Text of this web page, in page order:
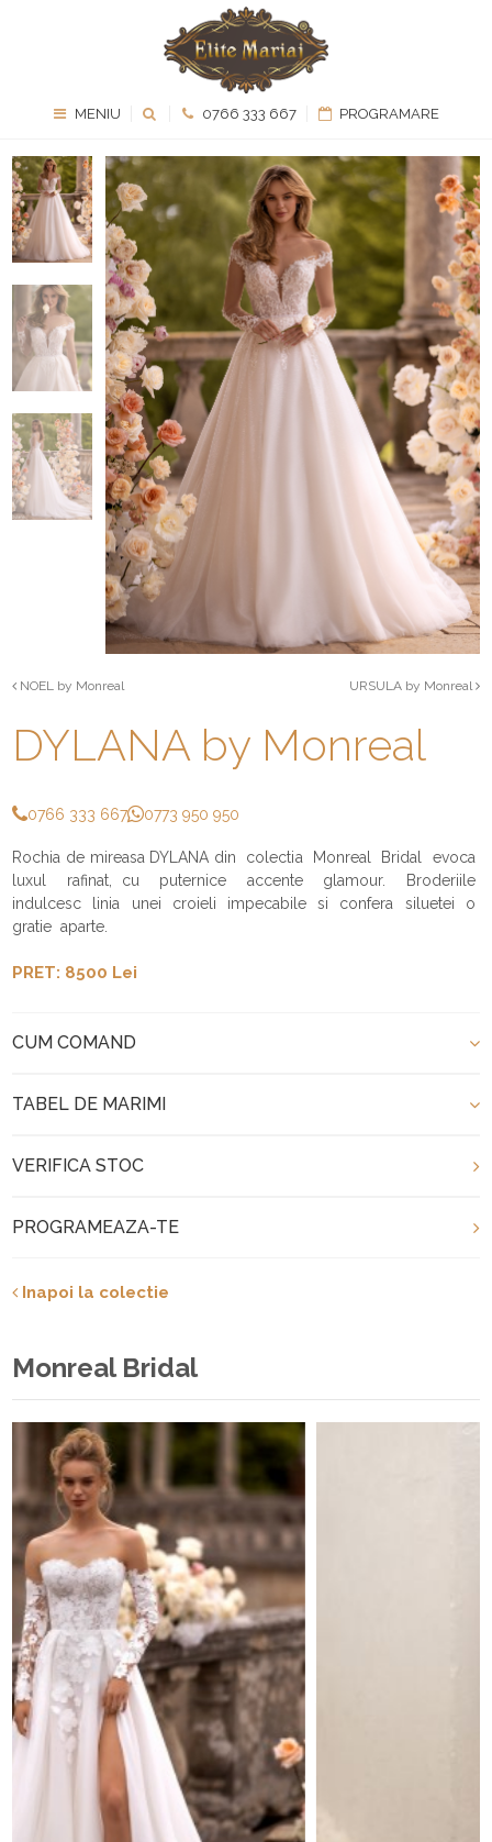
MENIU 0766 333 667 PROGRAMARE
NOEL by Monreal URSULA by Monreal
DYLANA by Monreal
0766 333 667 0773 950 950
Rochia de mireasa DYLANA din colectia Monreal Bridal evoca
luxul rafinat, cu puternice accente glamour. Broderiile
indulcesc linia unei croieli impecabile si confera siluetei o
gratie aparte.
PRET: 8500 Lei
CUM COMAND
TABEL DE MARIMI
VERIFICA STOC
PROGRAMEAZA-TE
Inapoi la colectie
Monreal Bridal